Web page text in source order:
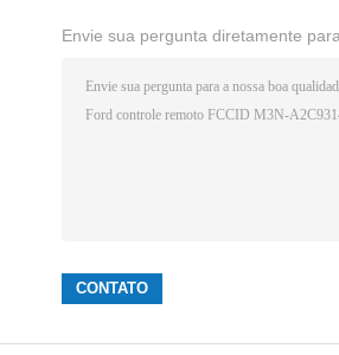
Envie sua pergunta diretamente